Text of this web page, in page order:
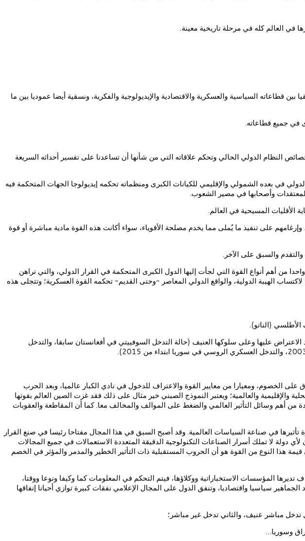
في العالم كله في مرحلة تاريخية معينة.
قطاعاته السياسية والعسكرية والاقتصادية والإيديولوجية والفكرية، ونسقية أيضا عموديا بين ما
في جميع قطاعاته.
النظام الدولي الحالي وتحكم علاقاته التي من شأنها أن تساعدنا على تفسير أحداثه السريعة
في بعده الشمولي والإقليمي للكيانات الكبرى ومنظماته تحكمه إيديولوجا الجهات المتحكمة فيه
المعتقدات وأصحابها في مصير الشعوب.
الأقليات المسيحية في العالم.
على تنفيذ ما يُملى مما يخدم مصلحة الأقوياء، سواء أكانت هذه القوة مادية مباشرة أو قوة
والتقدم والسبق على الآخر.
من أهم أنواع القوة التي لجأت إليها الدول الكبرى المتحكمة في القرار الدولي، والتي تراهن
الهيبة الدولية، والواقع الدولي المعاصر -وحتى القديم- تحكمه القوة العسكرية؛ وتتجلى هذه
(الناتو).
عليها وعلى سلوكها العنيف (حالة التدخل السوفييتي في أفغانستان سابقا، والتدخل
على الخصوم، ومعيارا من معايير القوة والاعتراف للدخول في نادي الكبار عالميا، وبعد الحرب
والإقليمية والعالمية؛ ويعتبر النموذج الصيني خير مثال على ذلك فقد غزت الصين العالم بقوتها
من أهم وسائل التأثير العالمي والضغط على الموالف والمخالف معا. كما أن المقاطعة والعقوبات
تأثيرها في صناعة السياسات العالمية. وقد أصبح السبق في هذا المجال مفتاحا رئيسا في صنع القرار
دولة لا تملك أسرار الصناعات التكنولوجية الدقيقة المتعددة الاستعمالات في جميع المجالات
هذا النوع من القوة هو أن الحروب المستقبلية ذات التأثير الخطير والمدمر والمؤثر في الخصم
المؤسسات الاستخباراتية ووكلاؤها، فيتم التحكم في المعلومات كما وكيفا ونوعا ووقتا،
سياسيا واقتصاديا، وتنفق الدول على المجال الإعلامي نفقات كبيرة توازي أحيانا إنفاقها
تدخل مباشر عنيف، والثاني تدخل غير مباشر؛
وسوريا…